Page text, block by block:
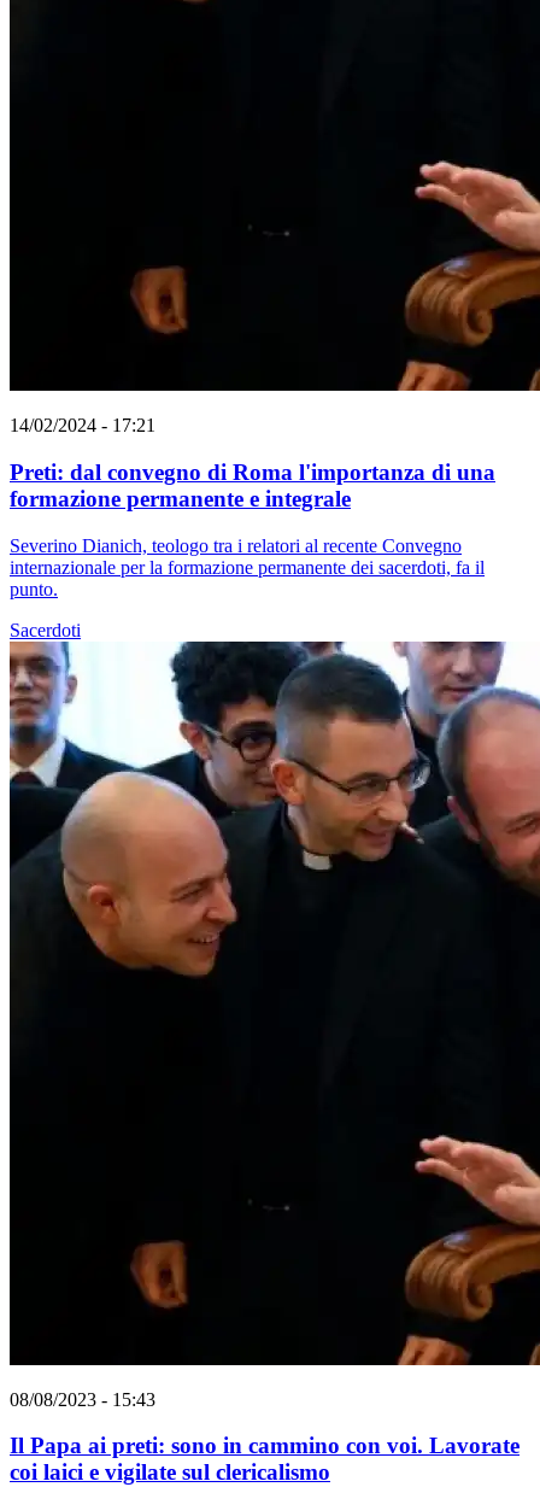
14/02/2024 - 17:21
Preti: dal convegno di Roma l'importanza di una
formazione permanente e integrale
Severino Dianich, teologo tra i relatori al recente Convegno
internazionale per la formazione permanente dei sacerdoti, fa il
punto.
Sacerdoti
08/08/2023 - 15:43
Il Papa ai preti: sono in cammino con voi. Lavorate
coi laici e vigilate sul clericalismo